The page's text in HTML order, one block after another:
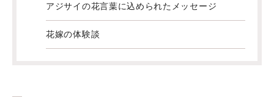
アジサイの花言葉に込められたメッセージ
花嫁の体験談